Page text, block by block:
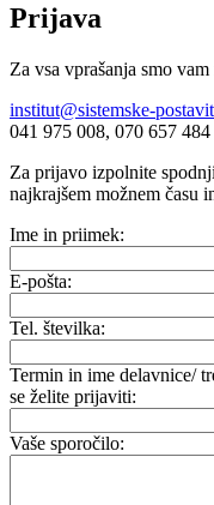
Prijava
Za vsa vprašanja smo
institut@sistemske-
041 975 008, 070 657 484
Za prijavo izpolnite
najkrajšem možnem času
Ime in priimek:
E-pošta:
Tel. številka:
Termin in ime delavnice/
se želite prijaviti:
Vaše sporočilo: